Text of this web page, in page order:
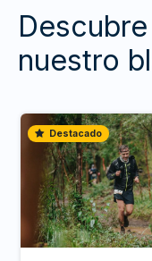
nuestro
Destacado